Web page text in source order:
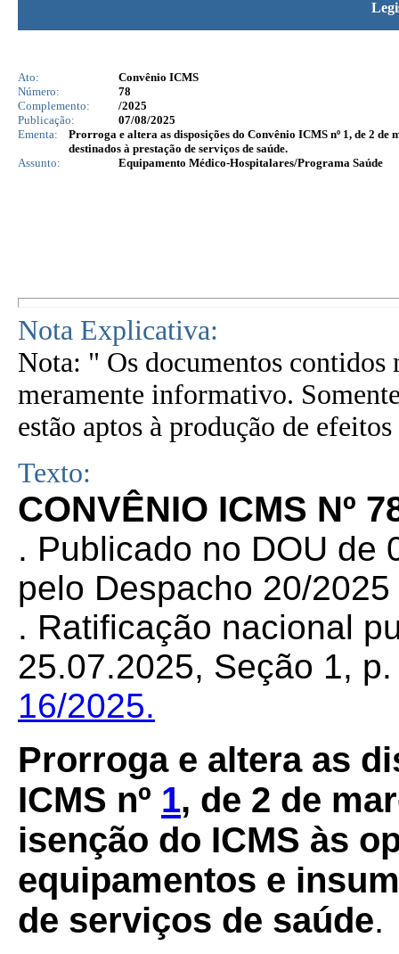
Ato:
Convênio ICMS
Número:
78
Complemento:
/2025
Publicação:
07/08/2025
Ementa:
Prorroga e altera as disposições do Convênio ICMS nº 1, de 2 de
destinados à prestação de serviços de saúde.
Assunto:
Equipamento Médico-Hospitalares/Programa Saúde
Nota Explicativa:
Nota: " Os documentos contidos
meramente informativo.
estão aptos à produção de
Texto:
CONVÊNIO ICMS Nº
. Publicado no DOU de
pelo Despacho 20/
. Ratificação nacional
25.07.2025, Seção 1,
16/2025.
Prorroga e altera as
ICMS nº 1, de 2 de
isenção do ICMS às
equipamentos e
de serviços de saúde.